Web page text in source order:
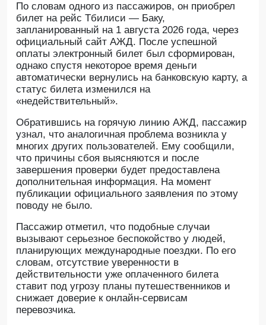
По словам одного из пассажиров, он приобрел
билет на рейс Тбилиси — Баку,
запланированный на 1 августа 2026 года, через
официальный сайт АЖД. После успешной
оплаты электронный билет был сформирован,
однако спустя некоторое время деньги
автоматически вернулись на банковскую карту, а
статус билета изменился на
«недействительный».
Обратившись на горячую линию АЖД, пассажир
узнал, что аналогичная проблема возникла у
многих других пользователей. Ему сообщили,
что причины сбоя выясняются и после
завершения проверки будет предоставлена
дополнительная информация. На момент
публикации официального заявления по этому
поводу не было.
Пассажир отметил, что подобные случаи
вызывают серьезное беспокойство у людей,
планирующих международные поездки. По его
словам, отсутствие уверенности в
действительности уже оплаченного билета
ставит под угрозу планы путешественников и
снижает доверие к онлайн-сервисам
перевозчика.